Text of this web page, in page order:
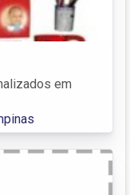
em